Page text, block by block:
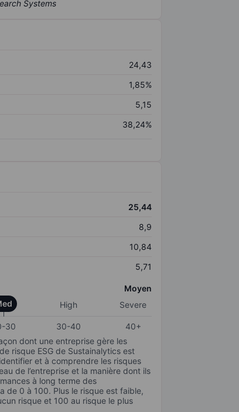
24,43
1,85%
5,15
38,24%
25,44
8,9
10,84
5,71
Moyen
High Severe
30 30-40
40+
dont une entreprise gère les
risque ESG de Sustainalytics est
et à comprendre les risques
de l’entreprise et la manière dont ils
à long terme des
de 0 à 100. Plus le risque est faible,
risque et 100 au risque le plus